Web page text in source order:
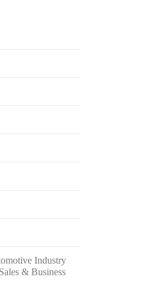
Industry
& Business